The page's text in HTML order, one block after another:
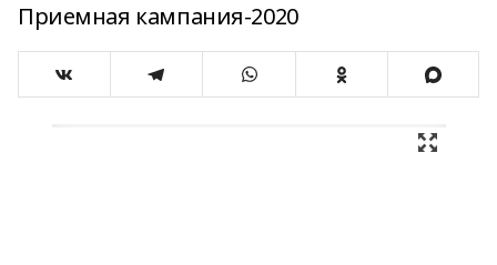
Приемная кампания-2020